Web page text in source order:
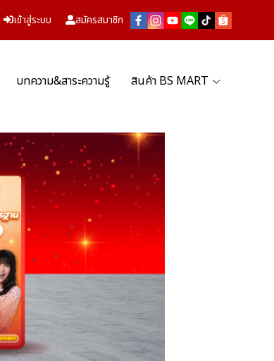
เข้าสู่ระบบ สมัครสมาชิก
บทความ&สาระความรู้ สินค้า BS MART